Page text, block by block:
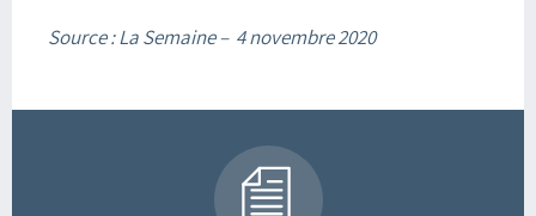
Source : La Semaine – 4 novembre 2020